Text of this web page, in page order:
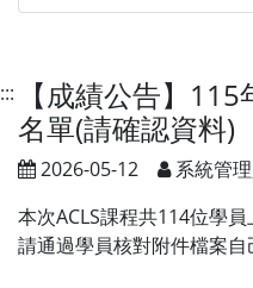
:::
【成績公告】
名單(請確認資料)
2026-05-12
系統管
本次ACLS課程共114位學員
請通過學員核對附件檔案自